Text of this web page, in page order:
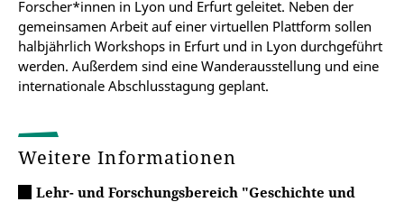
Forscher*innen in Lyon und Erfurt geleitet. Neben der
gemeinsamen Arbeit auf einer virtuellen Plattform sollen
halbjährlich Workshops in Erfurt und in Lyon durchgeführt
werden. Außerdem sind eine Wanderausstellung und eine
internationale Abschlusstagung geplant.
Weitere Informationen
Lehr- und Forschungsbereich "Geschichte und